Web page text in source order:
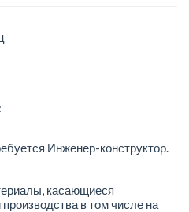
Инженер-конструктор.
касающиеся
производства в том числе на